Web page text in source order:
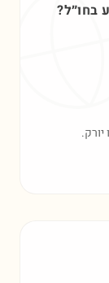
בחו״ל?